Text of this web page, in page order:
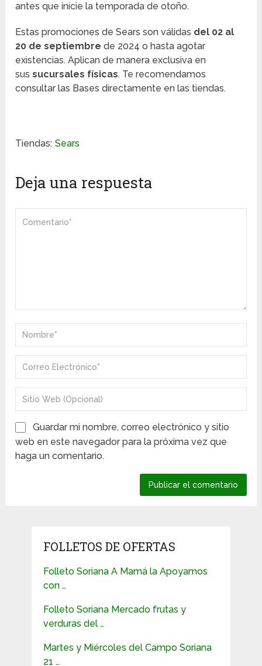
antes que inicie la temporada de otoño.
Estas promociones de Sears son válidas del 02 al
20 de septiembre de 2024 o hasta agotar
existencias. Aplican de manera exclusiva en
sussucursales físicas. Te recomendamos
consultar las Bases directamente en las tiendas.
Tiendas: Sears
Deja una respuesta
Guardar mi nombre, correo electrónico y sitio
web en este navegador para la próxima vez que
haga un comentario.
FOLLETOS DE OFERTAS
Folleto Soriana A Mamá la Apoyamos
con …
Folleto Soriana Mercado frutas y
verduras del …
Martes y Miércoles del Campo Soriana
21 …